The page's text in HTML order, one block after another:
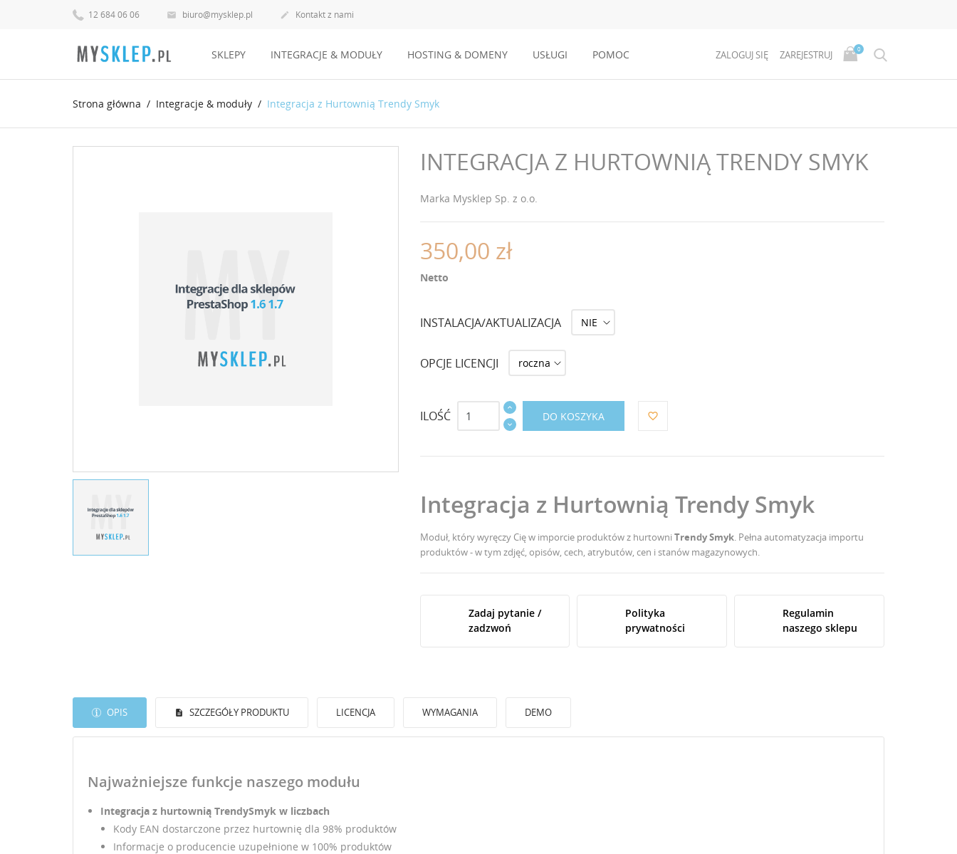
12 684 06 06  biuro@mysklep.pl  Kontakt z nami
SKLEPY INTEGRACJE & MODUŁY HOSTING & DOMENY USŁUGI POMOC ZALOGUJ SIĘ ZAREJESTRUJ
0
Strona główna Integracje & moduły Integracja z Hurtownią Trendy Smyk
INTEGRACJA Z HURTOWNIĄ TRENDY SMYK
Marka Mysklep Sp. z o.o.
350,00 zł
Netto
INSTALACJA/AKTUALIZACJA
OPCJE LICENCJI
ILOŚĆ DO KOSZYKA favorite_border
Integracja z Hurtownią Trendy Smyk
Moduł, który wyręczy Cię w imporcie produktów z hurtowni Trendy Smyk. Pełna automatyzacja importu
produktów - w tym zdjęć, opisów, cech, atrybutów, cen i stanów magazynowych.
Zadaj pytanie /
zadzwoń
Polityka
prywatności
Regulamin
naszego sklepu
OPIS SZCZEGÓŁY PRODUKTU LICENCJA WYMAGANIA DEMO
Najważniejsze funkcje naszego modułu
Integracja z hurtownią TrendySmyk w liczbach
Kody EAN dostarczone przez hurtownię dla 98% produktów
Informacje o producencie uzupełnione w 100% produktów